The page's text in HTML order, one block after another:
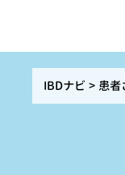
IBDナビ 患者